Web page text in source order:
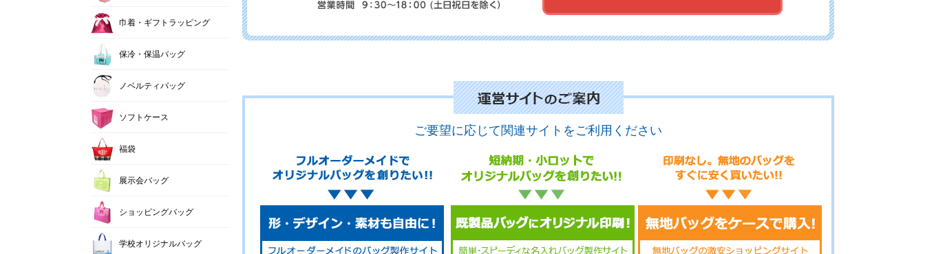
No.8-039 No.8-038 No.8-037
ご要望に応じて関連サイトをご利用ください
巾着・ギフトラッピング
保冷・保温バッグ
ノベルティバッグ
ソフトケース
福袋
展示会バッグ
ショッピングバッグ
学校オリジナルバッグ